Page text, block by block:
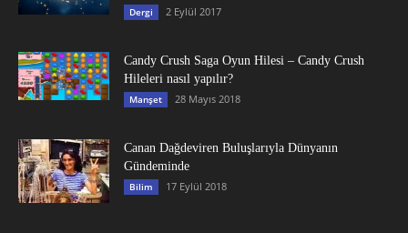
Dergi 2 Eylül 2017
Candy Crush Saga Oyun Hilesi – Candy Crush
Hileleri nasıl yapılır?
Manşet 28 Mayıs 2018
Canan Dağdeviren Buluşlarıyla Dünyanın
Gündeminde
Bilim 17 Eylül 2018